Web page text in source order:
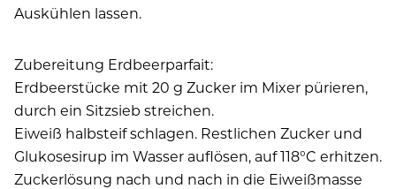
Auskühlen lassen.
Zubereitung Erdbeerparfait:
Erdbeerstücke mit 20 g Zucker im Mixer pürieren,
durch ein Sitzsieb streichen.
Eiweiß halbsteif schlagen. Restlichen Zucker und
Glukosesirup im Wasser auflösen, auf 118°C erhitzen.
Zuckerlösung nach und nach in die Eiweißmasse